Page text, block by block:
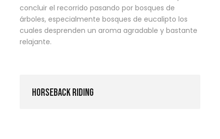
concluir el recorrido pasando por bosques de
árboles, especialmente bosques de eucalipto los
cuales desprenden un aroma agradable y bastante
relajante.
HORSEBACK RIDING